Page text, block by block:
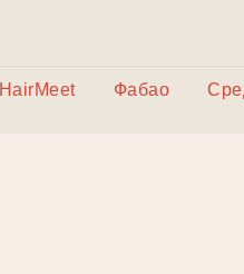
HairMeet Фабао